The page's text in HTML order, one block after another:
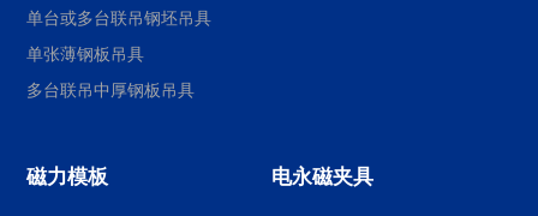
单台或多台联吊钢坯吊具
单张薄钢板吊具
多台联吊中厚钢板吊具
磁力模板 电永磁夹具